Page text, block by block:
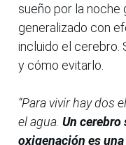
sueño por la noche
generalizado con
incluido el cerebro.
y cómo evitarlo.
“Para vivir hay dos
el agua. Un
oxigenación es